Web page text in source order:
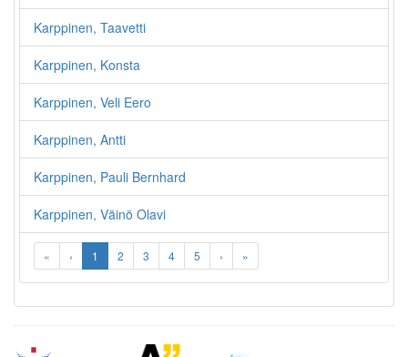
Karppinen, Taavetti
Karppinen, Konsta
Karppinen, Veli Eero
Karppinen, Antti
Karppinen, Pauli Bernhard
Karppinen, Väinö Olavi
« ‹ 1 2 3 4 5 › »